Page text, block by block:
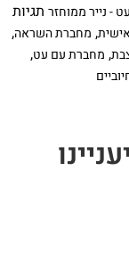
נייר ממוחזרתגיות
,מחברת השראה,
,מחברת עם עט,